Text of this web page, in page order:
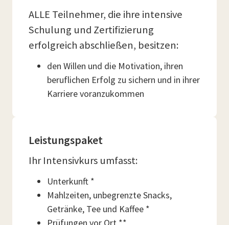
ALLE Teilnehmer, die ihre intensive
Schulung und Zertifizierung
erfolgreich abschließen, besitzen:
den Willen und die Motivation, ihren
beruflichen Erfolg zu sichern und in ihrer
Karriere voranzukommen
Leistungspaket
Ihr Intensivkurs umfasst:
Unterkunft *
Mahlzeiten, unbegrenzte Snacks,
Getränke, Tee und Kaffee *